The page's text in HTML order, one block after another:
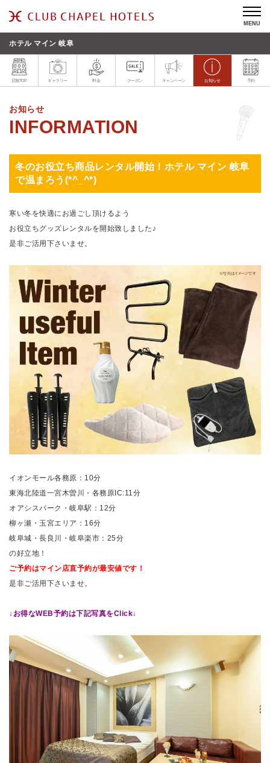
MENU
ホテル マイン 岐阜
店舗TOP ギャラリー 料金 クーポン キャンペーン お知らせ 予約
お知らせ
冬のお役立ち商品レンタル開始！ホテル マイン 岐阜
で温まろう(*^_^*)
寒い冬を快適にお過ごし頂けるよう
お役立ちグッズレンタルを開始致しました♪
是非ご活用下さいませ。
イオンモール各務原：10分
東海北陸道一宮木曽川・各務原IC:11分
オアシスパーク・岐阜駅：12分
柳ヶ瀬・玉宮エリア：16分
岐阜城・長良川・岐阜楽市：25分
の好立地！
ご予約はマイン店直予約が最安値です！
是非ご活用下さいませ。
↓お得なWEB予約は下記写真をClick↓